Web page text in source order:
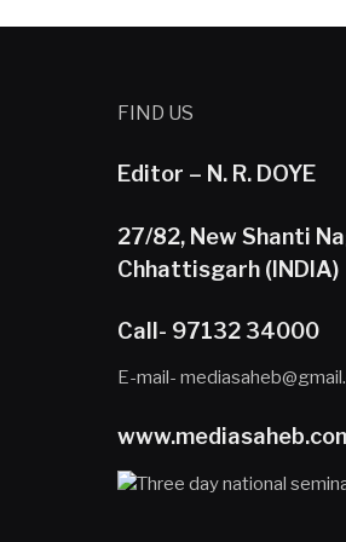
FIND US
Editor – N. R. DOYE
27/82, New Shanti
Chhattisgarh (INDIA)
Call- 97132 34000
E-mail-